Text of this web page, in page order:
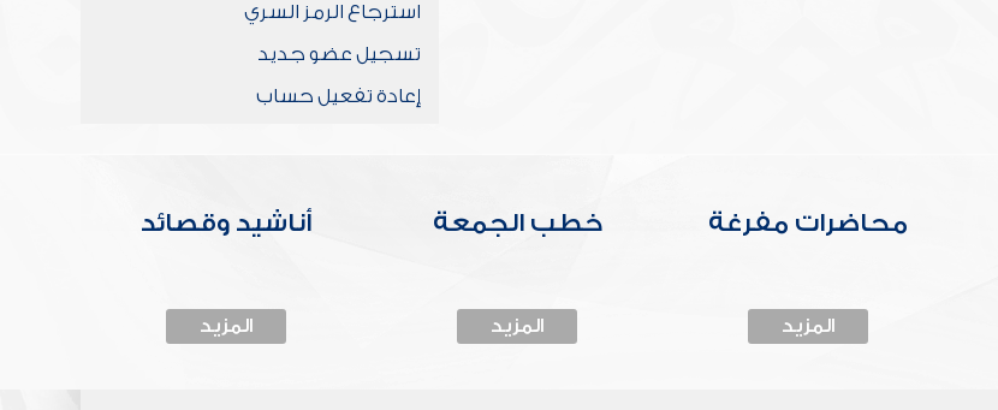
استرجاع الرمز السري
تسجيل عضو جديد
إعادة تفعيل حساب
محاضرات مفرغة
المزيد
خطب الجمعة
المزيد
أناشيد وقصائد
المزيد